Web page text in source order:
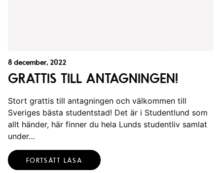
8 december, 2022
GRATTIS TILL ANTAGNINGEN!
Stort grattis till antagningen och välkommen till
Sveriges bästa studentstad! Det är i Studentlund som
allt händer, här finner du hela Lunds studentliv samlat
under…
FORTSÄTT LÄSA